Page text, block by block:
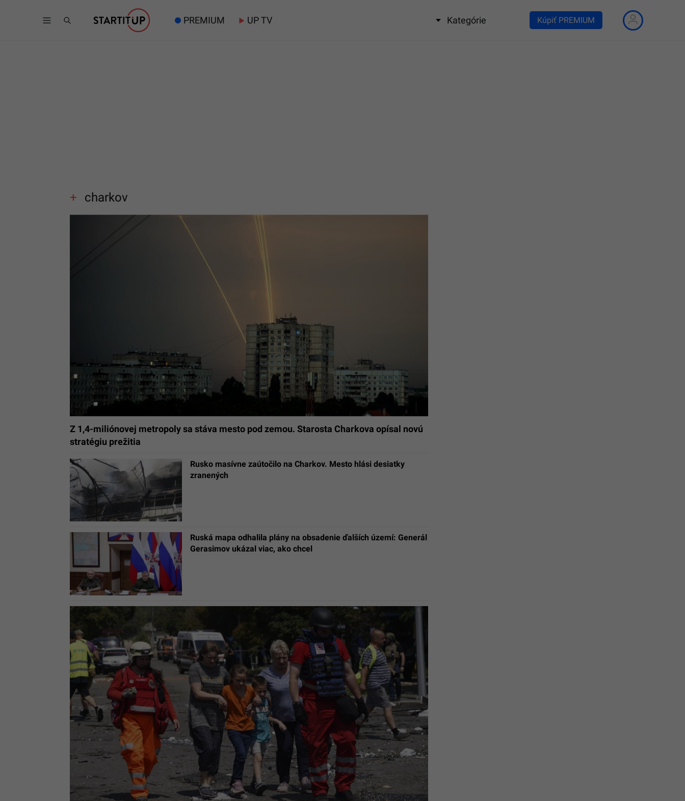
PREMIUM UP TV Kategórie Kúpiť PREMIUM
charkov
Z 1,4-miliónovej metropoly sa stáva mesto pod zemou. Starosta Charkova opísal novú
stratégiu prežitia
Rusko masívne zaútočilo na Charkov. Mesto hlási desiatky
zranených
Ruská mapa odhalila plány na obsadenie ďalších území: Generál
Gerasimov ukázal viac, ako chcel